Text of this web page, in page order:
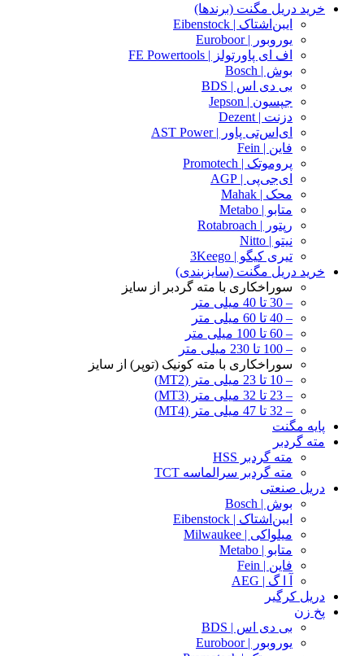
خرید دریل مگنت (برندها)
ایبن‌اشتاک | Eibenstock
یوروبور | Euroboor
اف ای پاورتولز | FE Powertools
بوش | Bosch
بی دی اس | BDS
جپسون | Jepson
دزنت | Dezent
ای‌اس‌تی پاور | AST Power
فاین | Fein
پروموتک | Promotech
ای‌جی‌پی | AGP
محک | Mahak
متابو | Metabo
رپتور | Rotabroach
نیتو | Nitto
تیری کیگو | 3Keego
خرید دریل مگنت (سایزبندی)
سوراخکاری با مته گردبر از سایز
– 30 تا 40 میلی متر
– 40 تا 60 میلی متر
– 60 تا 100 میلی متر
– 100 تا 230 میلی متر
سوراخکاری با مته کونیک (توپر) از سایز
– 10 تا 23 میلی متر (MT2)
– 23 تا 32 میلی متر (MT3)
– 32 تا 47 میلی متر (MT4)
پایه مگنت
مته گردبر
مته گردبر HSS
مته گردبر سرالماسه TCT
دریل صنعتی
بوش | Bosch
ایبن‌اشتاک | Eibenstock
میلواکی | Milwaukee
متابو | Metabo
فاین | Fein
آ ا گ | AEG
دریل کرگیر
پخ زن
بی دی اس | BDS
یوروبور | Euroboor